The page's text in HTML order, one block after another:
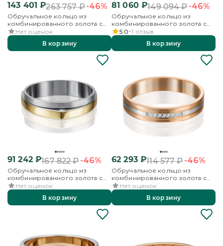
143 401 ₽263 757₽-46%
Обручальное кольцо из
комбинированного золота с
бриллиантами
Нет оценок
В корзину
81 060₽149 094₽-46%
Обручальное кольцо из
комбинированного золота с
бриллиантами
5.0 1 отзыв
В корзину
91 242₽167 822₽-46%
Обручальное кольцо из
комбинированного золота с
бриллиантами
Нет оценок
В корзину
62 293₽114 577₽-46%
Обручальное кольцо из
комбинированного золота с
бриллиантами
Нет оценок
В корзину